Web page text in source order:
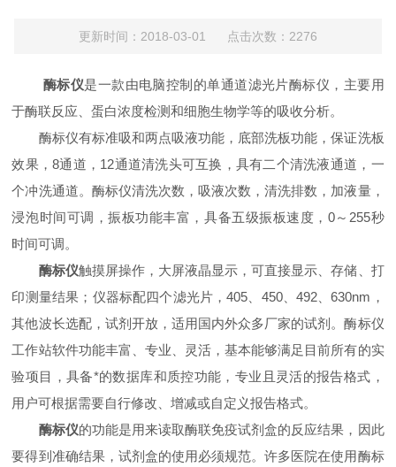
更新时间：2018-03-01 点击次数：2276
酶标仪是一款由电脑控制的单通道滤光片酶标仪，主要用
于酶联反应、蛋白浓度检测和细胞生物学等的吸收分析。
酶标仪有标准吸和两点吸液功能，底部洗板功能，保证洗板
效果，8通道，12通道清洗头可互换，具有二个清洗液通道，一
个冲洗通道。酶标仪清洗次数，吸液次数，清洗排数，加液量，
浸泡时间可调，振板功能丰富，具备五级振板速度，0～255秒
时间可调。
酶标仪触摸屏操作，大屏液晶显示，可直接显示、存储、打
印测量结果；仪器标配四个滤光片，405、450、492、630nm，
其他波长选配，试剂开放，适用国内外众多厂家的试剂。酶标仪
工作站软件功能丰富、专业、灵活，基本能够满足目前所有的实
验项目，具备*的数据库和质控功能，专业且灵活的报告格式，
用户可根据需要自行修改、增减或自定义报告格式。
酶标仪的功能是用来读取酶联免疫试剂盒的反应结果，因此
要得到准确结果，试剂盒的使用必须规范。许多医院在使用酶标